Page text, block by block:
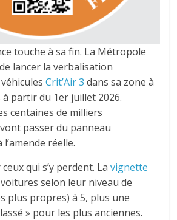
touche à sa fin. La Métropole
lancer la verbalisation
Crit’Air 3 dans sa zone à
partir du 1er juillet 2026.
centaines de milliers
passer du panneau
réelle.
qui s’y perdent. Lavignette
voitures selon leur niveau de
plus propres) à 5, plus une
» pour les plus anciennes.